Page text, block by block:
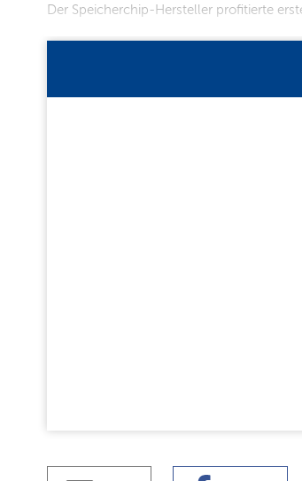
Der Speicherchip-Hersteller profitierte